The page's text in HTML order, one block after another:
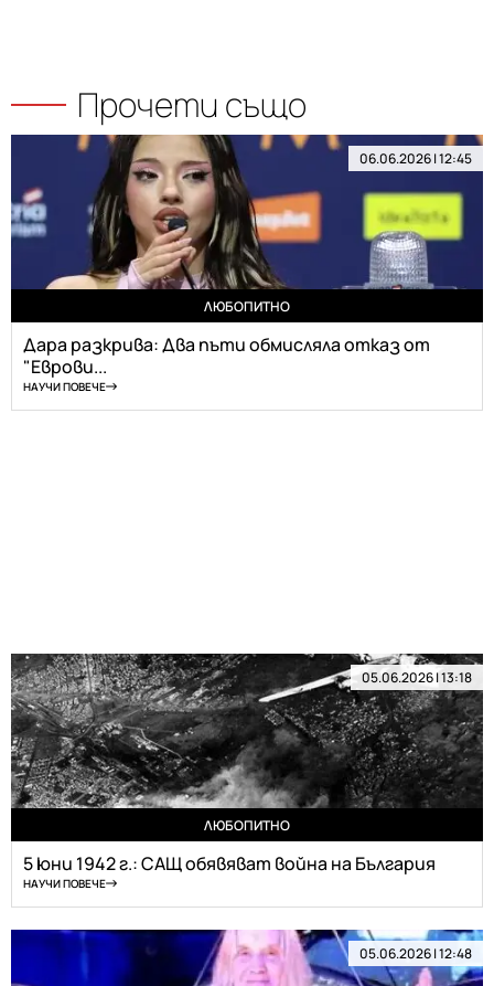
Прочети също
06.06.2026 | 12:45
ЛЮБОПИТНО
Дара разкрива: Два пъти обмисляла отказ от
"Еврови...
НАУЧИ ПОВЕЧЕ
05.06.2026 | 13:18
ЛЮБОПИТНО
5 юни 1942 г.: САЩ обявяват война на България
НАУЧИ ПОВЕЧЕ
05.06.2026 | 12:48